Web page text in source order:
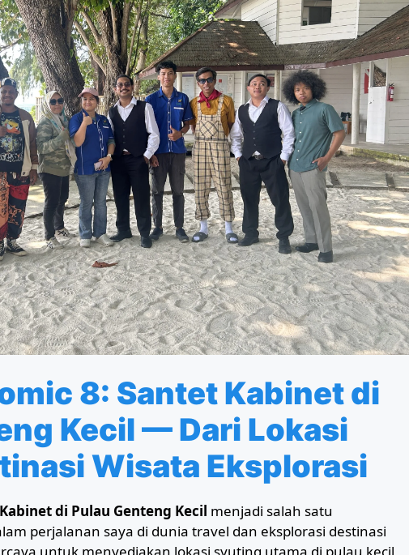
8: Santet Kabinet di
Kecil — Dari Lokasi
Wisata Eksplorasi
di Pulau Genteng Kecil menjadi salah satu
perjalanan saya di dunia travel dan eksplorasi destinasi